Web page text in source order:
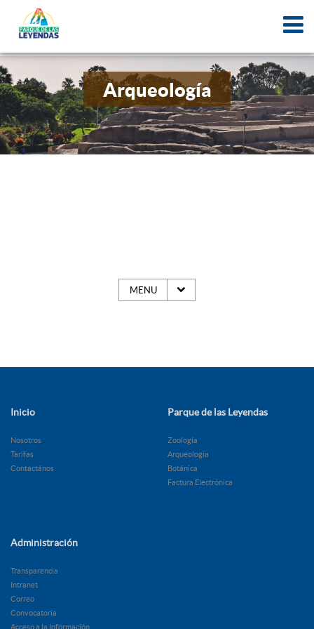
Arqueología
MENU
Inicio
Nosotros
Tarifas
Contactános
Parque de las Leyendas
Zoología
Arqueología
Botánica
Factura Electrónica
Administración
Transparencia
Intranet
Correo
Convocatoria
Acceso a la Información